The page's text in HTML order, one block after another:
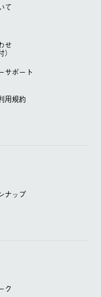
て
せ
サポート
用規約
ナップ
ク